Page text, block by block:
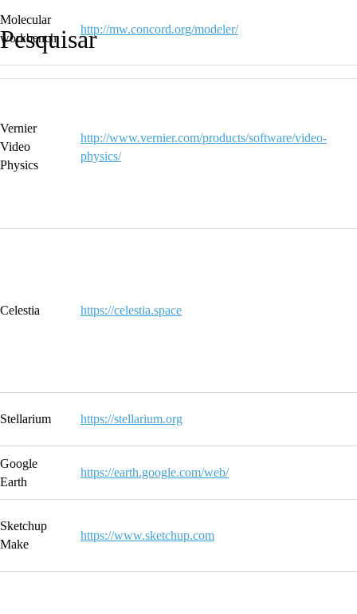
Molecular
workbench
http://mw.concord.org/modeler/
Vernier
Video
Physics
http://www.vernier.com/products/software/video-
physics/
Celestia https://celestia.space
Stellarium https://stellarium.org
Google
Earth
https://earth.google.com/web/
Sketchup
Make
https://www.sketchup.com